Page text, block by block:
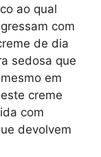
ao qual
com
de dia
sedosa que
em
creme
com
devolvem